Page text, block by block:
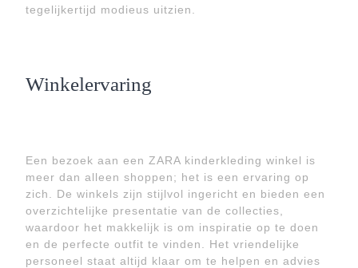
tegelijkertijd modieus uitzien.
Winkelervaring
Een bezoek aan een ZARA kinderkleding winkel is
meer dan alleen shoppen; het is een ervaring op
zich. De winkels zijn stijlvol ingericht en bieden een
overzichtelijke presentatie van de collecties,
waardoor het makkelijk is om inspiratie op te doen
en de perfecte outfit te vinden. Het vriendelijke
personeel staat altijd klaar om te helpen en advies